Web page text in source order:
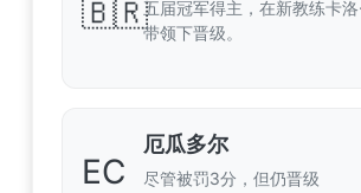
🇧🇷五届冠军得主，在新教练卡洛
带领下晋级。
EC
厄瓜多尔
尽管被罚3分，但仍晋级